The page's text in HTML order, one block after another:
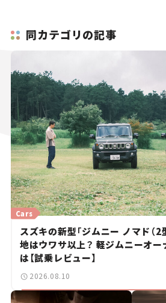
同カテゴリの記事
スズキの新型「ジムニー ノマド（2
地はウワサ以上？ 軽ジムニーオ
は【試乗レビュー】
Cars
2026.08.10